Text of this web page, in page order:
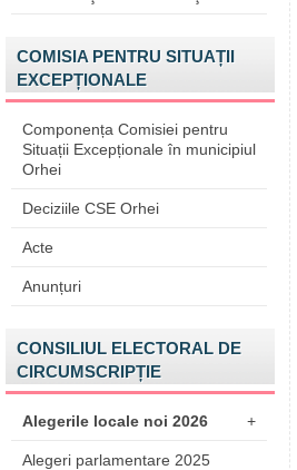
COMISIA PENTRU SITUAȚII
EXCEPȚIONALE
Componența Comisiei pentru
Situații Excepționale în municipiul
Orhei
Deciziile CSE Orhei
Acte
Anunțuri
CONSILIUL ELECTORAL DE
CIRCUMSCRIPȚIE
Alegerile locale noi 2026 +
Alegeri parlamentare 2025